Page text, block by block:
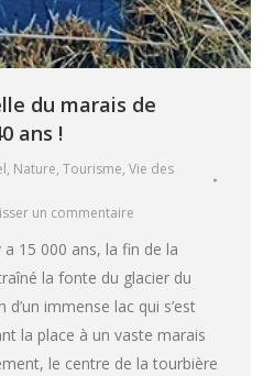
du marais de
ans !
, Nature, Tourisme, Vie des
un commentaire
15 000 ans, la fin de la
la fonte du glacier du
immense lac qui s’est
la place à un vaste marais
le centre de la tourbière